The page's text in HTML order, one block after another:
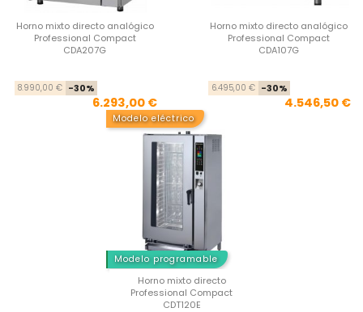
Horno mixto directo analógico
Professional Compact
CDA207G
Precio base
8.990,00 € -30%
6.293,00 €
Horno mixto directo analógico
Professional Compact
CDA107G
6.495,00 € -30%
4.546,50 €
Modelo eléctrico
Modelo programable
Horno mixto directo
Professional Compact
CDT120E